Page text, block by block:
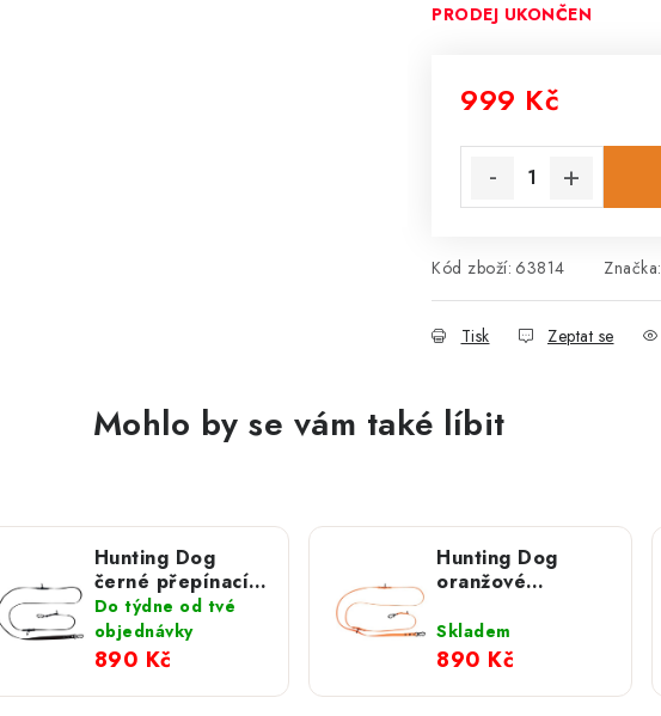
PRODEJ UKONČEN
999 Kč
Kód zboží: 63814 Značka:
Tisk Zeptat se
Mohlo by se vám také líbit
Hunting Dog
černé přepínací
vodítko s
hliníkovou
karabinou 280
Do týdne od tvé
objednávky
890 Kč
Hunting Dog
oranžové
s hliníkovou
karabinou 280
Skladem
890 Kč